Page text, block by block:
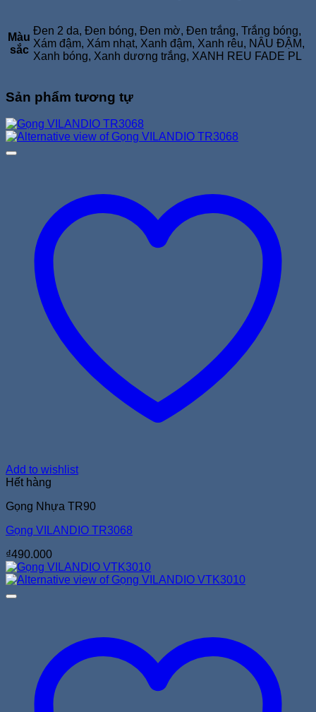
Màu
sắc
Đen 2 da, Đen bóng, Đen mờ, Đen trắng, Trắng bóng,
Xám đậm, Xám nhạt, Xanh đậm, Xanh rêu, NÂU ĐẬM,
Xanh bóng, Xanh dương trắng, XANH REU FADE PL
Sản phẩm tương tự
Add to wishlist
Hết hàng
Gọng Nhựa TR90
Gọng VILANDIO TR3068
₫490.000